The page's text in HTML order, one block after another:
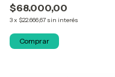
$68.000,00
3x $22.666,67 sin interés
Comprar